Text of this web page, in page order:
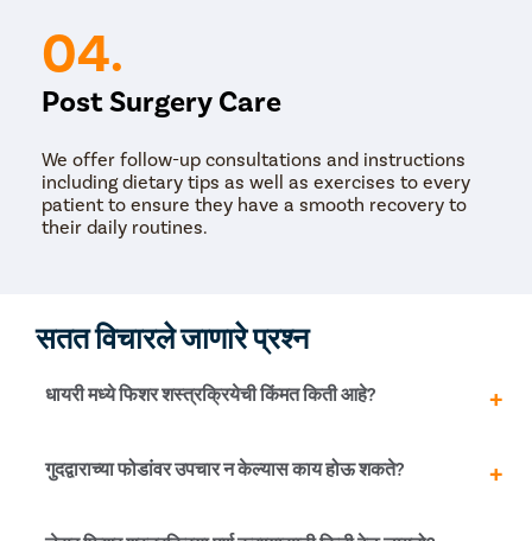
04.
Post Surgery Care
We offer follow-up consultations and instructions
including dietary tips as well as exercises to every
patient to ensure they have a smooth recovery to
their daily routines.
सतत विचारले जाणारे प्रश्न
धायरी मध्ये फिशर शस्त्रक्रियेची किंमत किती आहे?
धायरी मध्ये फिशर शस्त्रक्रियेचा खर्च अनेक घटकांवर अवलंबून असतो
आणि रु.च्या दरम्यान असू शकतो. ४४,००० ते रु. ५५,०००. ही अचूक
गुदद्वाराच्या फोडांवर उपचार न केल्यास काय होऊ शकते?